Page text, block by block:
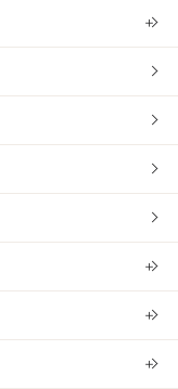
＋
＋
＋
＋